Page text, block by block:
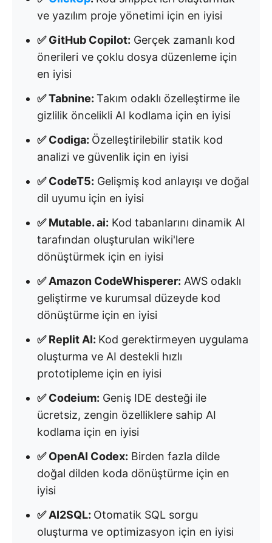
ve yazılım proje yönetimi için en iyisi
✅ GitHub Copilot: Gerçek zamanlı kod
önerileri ve çoklu dosya düzenleme için
en iyisi
✅ Tabnine: Takım odaklı özelleştirme ile
gizlilik öncelikli AI kodlama için en iyisi
✅ Codiga: Özelleştirilebilir statik kod
analizi ve güvenlik için en iyisi
✅ CodeT5: Gelişmiş kod anlayışı ve doğal
dil uyumu için en iyisi
✅ Mutable. ai: Kod tabanlarını dinamik AI
tarafından oluşturulan wiki'lere
dönüştürmek için en iyisi
✅ Amazon CodeWhisperer: AWS odaklı
geliştirme ve kurumsal düzeyde kod
dönüştürme için en iyisi
✅ Replit AI: Kod gerektirmeyen uygulama
oluşturma ve AI destekli hızlı
prototipleme için en iyisi
✅ Codeium: Geniş IDE desteği ile
ücretsiz, zengin özelliklere sahip AI
kodlama için en iyisi
✅ OpenAI Codex: Birden fazla dilde
doğal dilden koda dönüştürme için en
iyisi
✅ AI2SQL: Otomatik SQL sorgu
oluşturma ve optimizasyon için en iyisi